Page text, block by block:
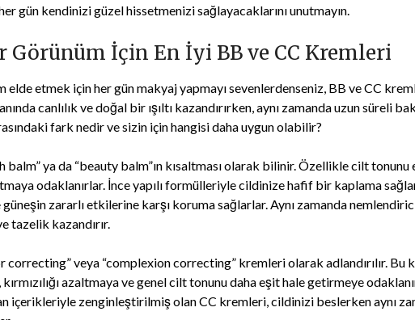
gün kendinizi güzel hissetmenizi sağlayacaklarını unutmayın.
Görünüm İçin En İyi BB ve CC Kremleri
elde etmek için her gün makyaj yapmayı sevenlerdenseniz, BB ve CC
canlılık ve doğal bir ışıltı kazandırırken, aynı zamanda uzun süreli
fark nedir ve sizin için hangisi daha uygun olabilir?
balm” ya da “beauty balm”ın kısaltması olarak bilinir. Özellikle cilt tonunu
odaklanırlar. İnce yapılı formülleriyle cildinize hafif bir kaplama
zararlı etkilerine karşı koruma sağlarlar. Aynı zamanda
tazelik kazandırır.
correcting” veya “complexion correcting” kremleri olarak adlandırılır. Bu
azaltmaya ve genel cilt tonunu daha eşit hale getirmeye
içerikleriyle zenginleştirilmiş olan CC kremleri, cildinizi beslerken aynı